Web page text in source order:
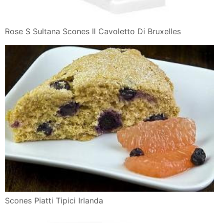
Rose S Sultana Scones Il Cavoletto Di Bruxelles
Scones Piatti Tipici Irlanda